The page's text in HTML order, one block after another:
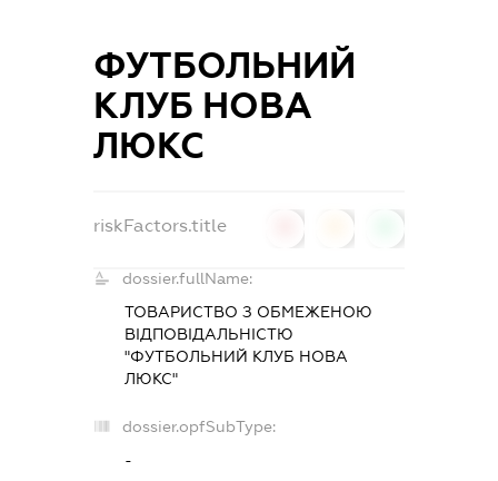
ФУТБОЛЬНИЙ
КЛУБ НОВА
ЛЮКС
riskFactors.title
dossier.fullName:
ТОВАРИСТВО З ОБМЕЖЕНОЮ
ВІДПОВІДАЛЬНІСТЮ
"ФУТБОЛЬНИЙ КЛУБ НОВА
ЛЮКС"
dossier.opfSubType:
-